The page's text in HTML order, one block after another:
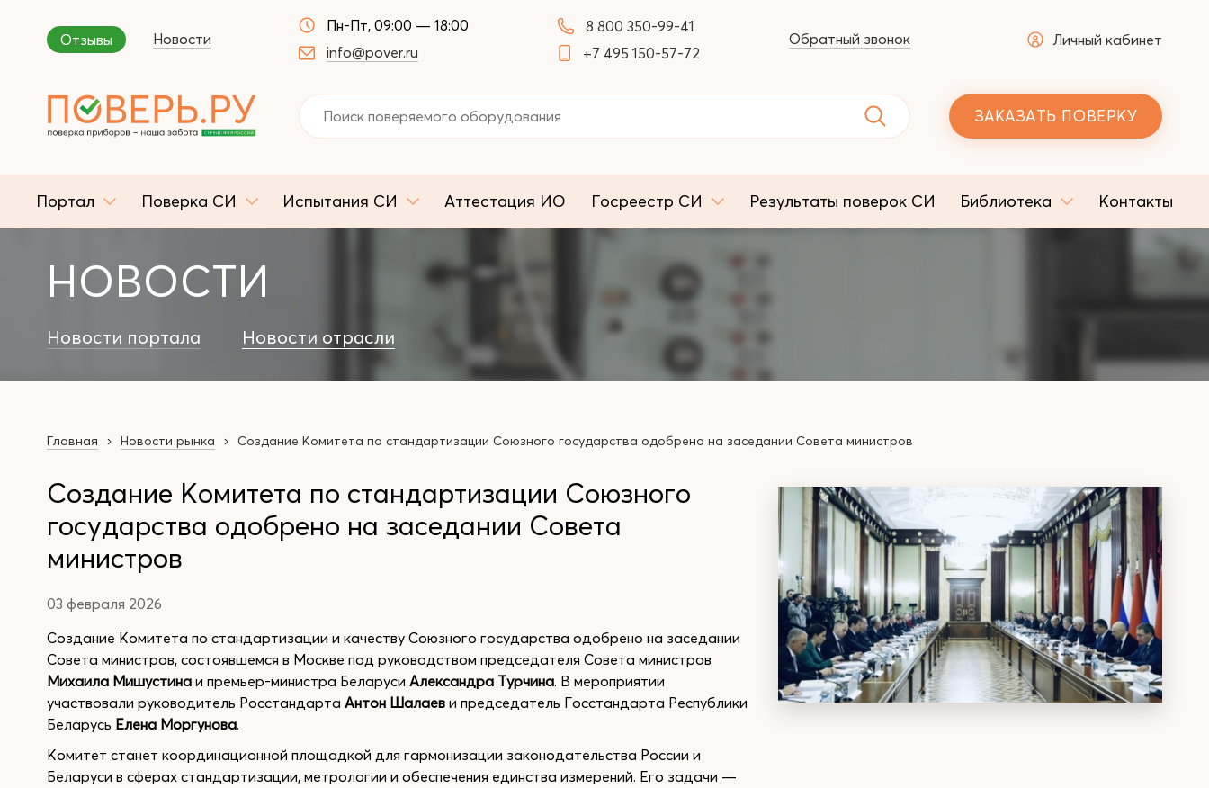
Отзывы Новости
Пн-Пт, 09:00 — 18:00
info@pover.ru
8 800 350-99-41
+7 495 150-57-72
Обратный звонок Личный кабинет
ЗАКАЗАТЬ ПОВЕРКУ
Портал Поверка СИ Испытания СИ Аттестация ИО Госреестр СИ Результаты поверок СИ Библиотека Контакты
НОВОСТИ
Новости портала Новости отрасли
Главная Новости рынка Создание Комитета по стандартизации Союзного государства одобрено на заседании Совета министров
Создание Комитета по стандартизации Союзного
государства одобрено на заседании Совета
министров
03 февраля 2026
Создание Комитета по стандартизации и качеству Союзного государства одобрено на заседании
Совета министров, состоявшемся в Москве под руководством председателя Совета министров
Михаила Мишустина и премьер-министра Беларуси Александра Турчина. В мероприятии
участвовали руководитель Росстандарта Антон Шалаев и председатель Госстандарта Республики
Беларусь Елена Моргунова.
Комитет станет координационной площадкой для гармонизации законодательства России и
Беларуси в сферах стандартизации, метрологии и обеспечения единства измерений. Его задачи —